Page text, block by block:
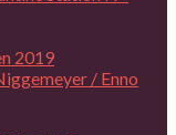
2019
/ Enno